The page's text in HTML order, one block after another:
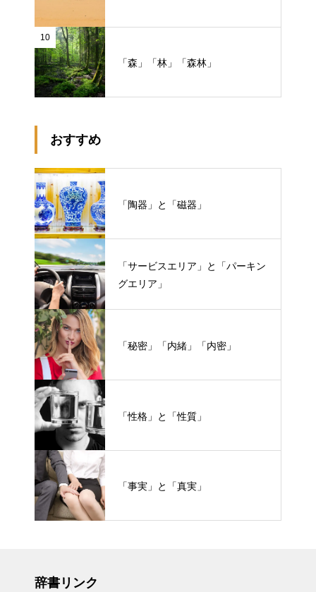
10
「森」「林」「森林」
おすすめ
「陶器」と「磁器」
「サービスエリア」と「パーキン
グエリア」
「秘密」「内緒」「内密」
「性格」と「性質」
「事実」と「真実」
辞書リンク